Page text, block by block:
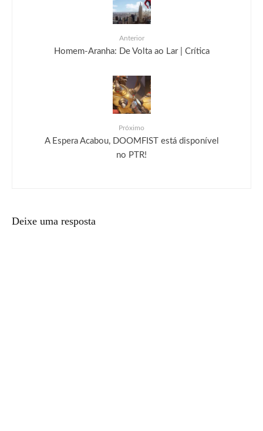
Anterior
Homem-Aranha: De Volta ao Lar | Crítica
Próximo
A Espera Acabou, DOOMFIST está disponível
no PTR!
Deixe uma resposta